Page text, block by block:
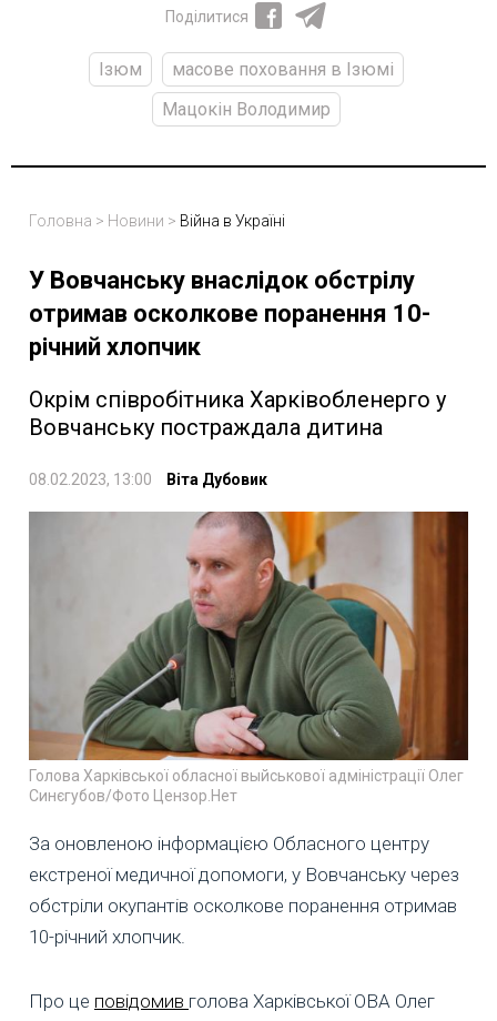
Поділитися
Ізюм
масове поховання в Ізюмі
Мацокін Володимир
Головна > Новини > Війна в Україні
У Вовчанську внаслідок обстрілу
отримав осколкове поранення 10-
річний хлопчик
Окрім співробітника Харківобленерго у
Вовчанську постраждала дитина
08.02.2023, 13:00 Віта Дубовик
Голова Харківської обласної выйськової адміністрації Олег
Синєгубов/Фото Цензор.Нет
За оновленою інформацією Обласного центру
екстреної медичної допомоги, у Вовчанську через
обстріли окупантів осколкове поранення отримав
10-річний хлопчик.
Про це повідомив голова Харківської ОВА Олег